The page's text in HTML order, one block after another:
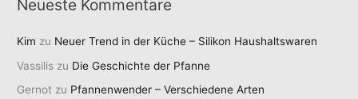
Neueste Kommentare
Kim zu Neuer Trend in der Küche – Silikon Haushaltswaren
Vassilis zu Die Geschichte der Pfanne
Gernot zu Pfannenwender – Verschiedene Arten